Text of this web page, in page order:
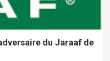
du Jaraaf de